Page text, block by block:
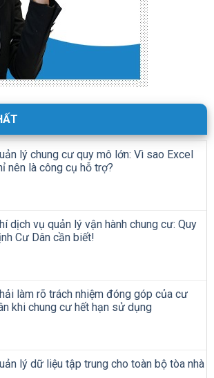
lý chung cư quy mô lớn: Vì sao Excel
nên là công cụ hỗ trợ?
dịch vụ quản lý vận hành chung cư: Quy
Cư Dân cần biết!
làm rõ trách nhiệm đóng góp của cư
khi chung cư hết hạn sử dụng
lý dữ liệu tập trung cho toàn bộ tòa nhà